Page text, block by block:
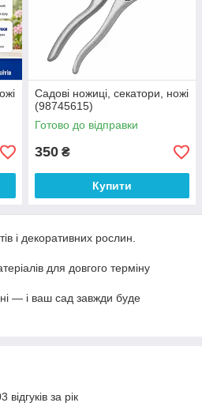
Садові ножиці, секатори, ножі
(98745615)
Готово до відправки
350 ₴
Купити
і декоративних рослин.
для довгого терміну
— і ваш сад завжди буде
за рік